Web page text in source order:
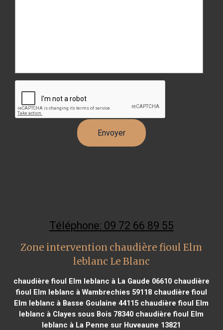
Téléphone: 09 72 66 89 55
Zone intervention chaudière fioul Elm
leblanc Le Blanc
chaudière fioul Elm leblanc à La Gaude 06610chaudière
fioul Elm leblanc à Wambrechies 59118chaudière fioul
Elm leblanc à Basse Goulaine 44115 chaudière fioul Elm
leblanc à Clayes sous Bois 78340 chaudière fioul Elm
leblanc à La Penne sur Huveaune 13821